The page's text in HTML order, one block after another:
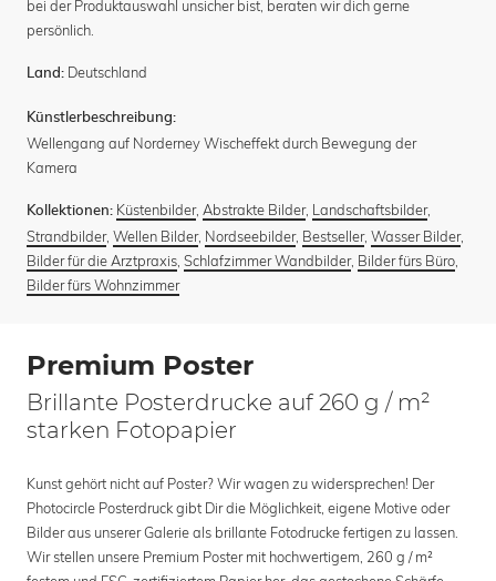
bei der Produktauswahl unsicher bist, beraten wir dich gerne
persönlich.
Land: Deutschland
Künstlerbeschreibung:
Wellengang auf Norderney Wischeffekt durch Bewegung der
Kamera
Kollektionen: Küstenbilder, Abstrakte Bilder, Landschaftsbilder,
Strandbilder, Wellen Bilder, Nordseebilder, Bestseller, Wasser Bilder,
Bilder für die Arztpraxis Schlafzimmer Wandbilder, Bilder fürs Büro
Bilder fürs Wohnzimmer
Premium Poster
Brillante Posterdrucke auf 260 g / m²
starken Fotopapier
Kunst gehört nicht auf Poster? Wir wagen zu widersprechen! Der
Photocircle Posterdruck gibt Dir die Möglichkeit, eigene Motive oder
Bilder aus unserer Galerie als brillante Fotodrucke fertigen zu lassen.
Wir stellen unsere Premium Poster mit hochwertigem, 260 g / m²